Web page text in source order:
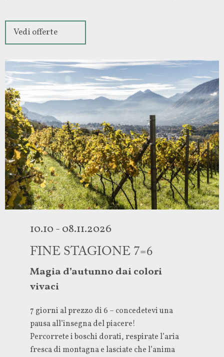
Vedi offerte
10.10 - 08.11.2026
FINE STAGIONE 7=6
Magia d’autunno dai colori
vivaci
7 giorni al prezzo di 6 – concedetevi una
pausa all’insegna del piacere!
Percorrete i boschi dorati, respirate l’aria
fresca di montagna e lasciate che l’anima